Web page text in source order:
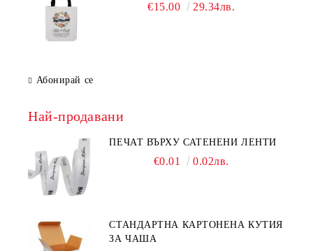
€15.00 29.34лв.
Абонирай се
Най-продавани
ПЕЧАТ ВЪРХУ САТЕНЕНИ ЛЕНТИ
€0.01 0.02лв.
СТАНДАРТНА КАРТОНЕНА КУТИЯ
ЗА ЧАША